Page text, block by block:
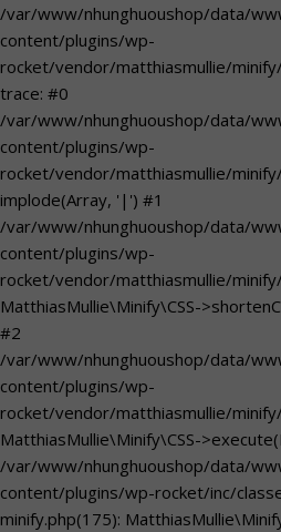
/var/www/nhunghuoushop/data/
content/plugins/wp-
rocket/vendor/matthiasmullie/minify/
trace: #0
/var/www/nhunghuoushop/data/
content/plugins/wp-
rocket/vendor/matthiasmullie/
implode(Array, '|') #1
/var/www/nhunghuoushop/data/
content/plugins/wp-
rocket/vendor/matthiasmullie/
MatthiasMullie\Minify\CSS-
#2
/var/www/nhunghuoushop/data/
content/plugins/wp-
rocket/vendor/matthiasmullie/
MatthiasMullie\Minify\CSS-
/var/www/nhunghuoushop/data/
content/plugins/wp-rocket/inc/
minify.php(175):